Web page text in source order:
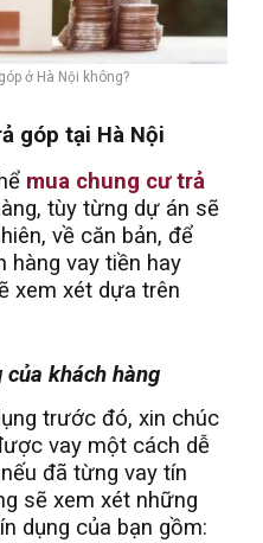
ở Hà Nội không?
góp tại Hà Nội
mua chung cư trả
tùy từng dự án sẽ
về căn bản, để
hàng vay tiền hay
xem xét dựa trên
khách hàng
trước đó, xin chúc
vay một cách dễ
đã từng vay tín
sẽ xem xét những
dụng của bạn gồm: